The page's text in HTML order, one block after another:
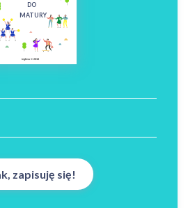
DO
MATURY
ingless © 2018